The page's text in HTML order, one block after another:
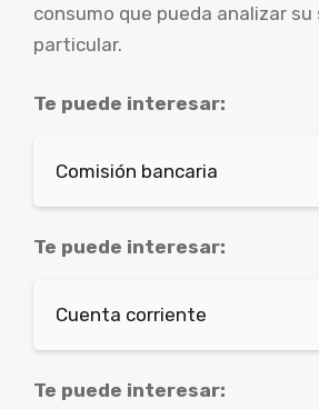
consumo que pueda analizar
particular.
Te puede interesar:
Comisión bancaria
Te puede interesar:
Cuenta corriente
Te puede interesar: